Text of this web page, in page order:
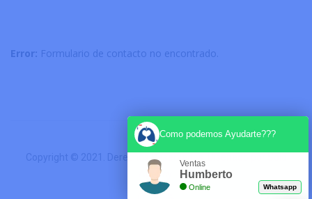
Error: Formulario de contacto no encontrado.
Copyright © 2021. Derechos Reservados. Diseñado por
Agency
Como podemos Ayudarte???
Ventas
Humberto
Online Whatsapp